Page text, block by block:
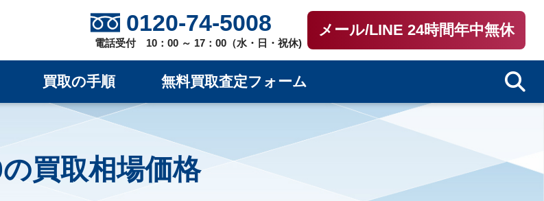
0120-74-5008
電話受付 10：00 ～ 17：00（水・日・祝休)
メール/LINE 24時間年中無休
買取の手順 無料買取査定フォーム
買取相場価格